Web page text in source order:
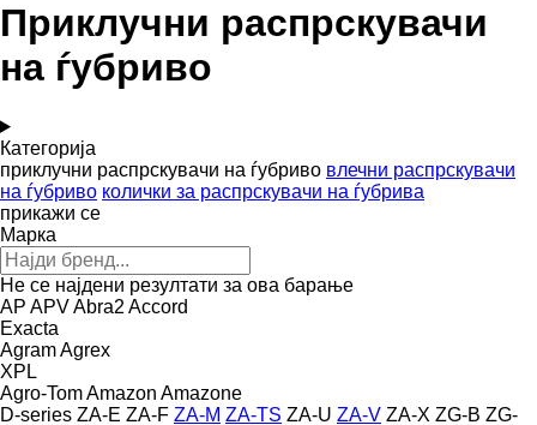
Приклучни распрскувачи
на ѓубриво
Категорија
приклучни распрскувачи на ѓубриво влечни распрскувачи
на ѓубриво колички за распрскувачи на ѓубрива
прикажи се
Марка
Не се најдени резултати за ова барање
AP APVAbra2 Accord
Exacta
AgramAgrex
XPL
Agro-TomAmazon Amazone
D-series ZA-E ZA-F ZA-M ZA-TS ZA-U ZA-V ZA-X ZG-B ZG-